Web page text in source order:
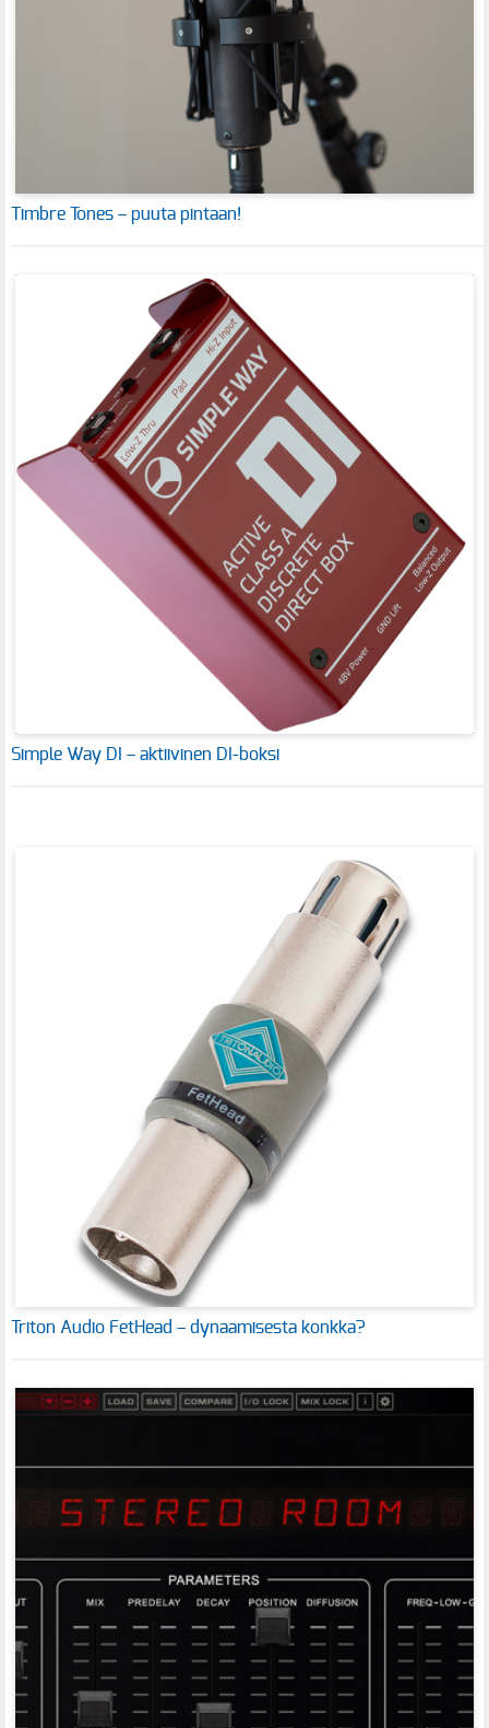
Timbre Tones – puuta pintaan!
Simple Way DI – aktiivinen DI-boksi
Triton Audio FetHead – dynaamisesta konkka?